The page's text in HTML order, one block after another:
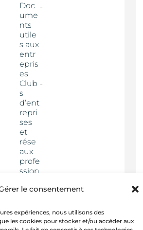
le consentement
expériences, nous utilisons des
les cookies pour stocker et/ou accéder aux
Doc
ume
nts
utile
s aux
entr
epris
es
Club
s
d’ent
repri
ses
et
rése
aux
profe
ssion
Actua